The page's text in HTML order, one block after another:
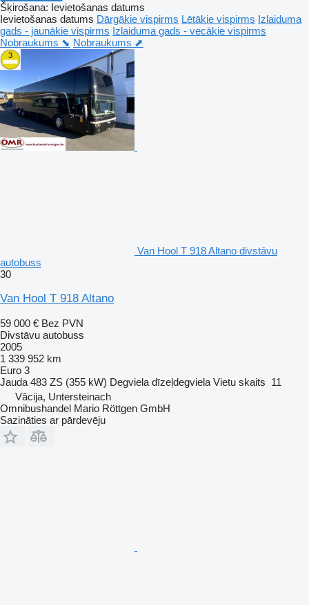
Šķirošana: Ievietošanas datums
Ievietošanas datums Dārgākie vispirms Lētākie vispirms Izlaiduma
gads - jaunākie vispirms Izlaiduma gads - vecākie vispirms
Nobraukums ⬊ Nobraukums ⬈
Van Hool T 918 Altano divstāvu
autobuss
30
Van Hool T 918 Altano
59 000 € Bez PVN
Divstāvu autobuss
2005
1 339 952 km
Euro 3
Jauda 483 ZS (355 kW) Degviela dīzeļdegviela Vietu skaits 11
Vācija, Untersteinach
Omnibushandel Mario Röttgen GmbH
Sazināties ar pārdevēju